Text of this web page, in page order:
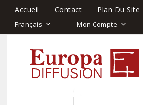
Accueil Contact Plan Du Site
Français Mon Compte